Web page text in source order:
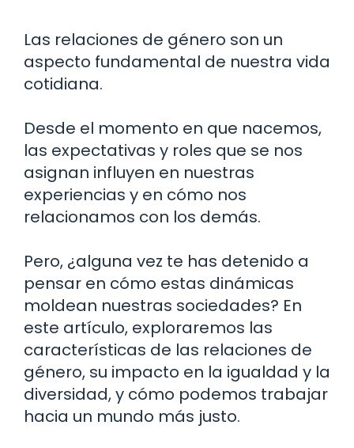
Las relaciones de género son un
aspecto fundamental de nuestra vida
cotidiana.
Desde el momento en que nacemos,
las expectativas y roles que se nos
asignan influyen en nuestras
experiencias y en cómo nos
relacionamos con los demás.
Pero, ¿alguna vez te has detenido a
pensar en cómo estas dinámicas
moldean nuestras sociedades? En
este artículo, exploraremos las
características de las relaciones de
género, su impacto en la igualdad y la
diversidad, y cómo podemos trabajar
hacia un mundo más justo.